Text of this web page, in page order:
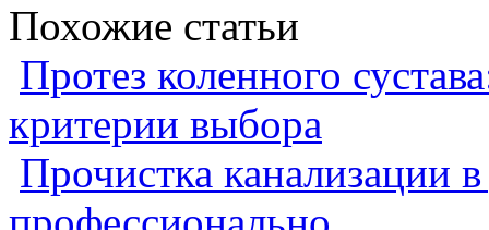
Похожие статьи
Протез коленного
критерии выбора
Прочистка канализации